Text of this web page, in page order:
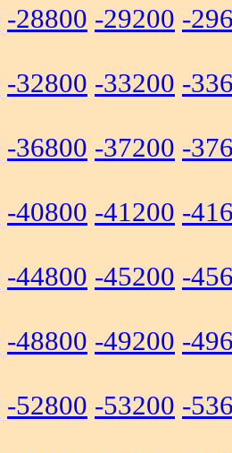
-28800 -29200 -
-32800 -33200 -
-36800 -37200 -
-40800 -41200 -
-44800 -45200 -
-48800 -49200 -
-52800 -53200 -